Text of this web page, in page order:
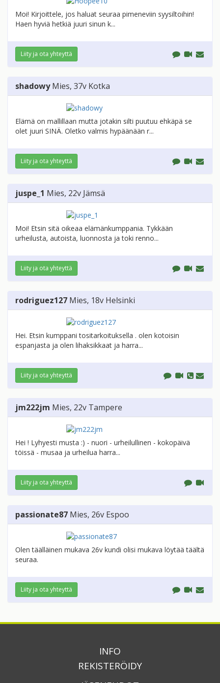
Moi! Kirjoittele, jos haluat seuraa pimeneviin syysiltoihin!
Haen hyviä hetkiä juuri sinun k...
Liity ja ota yhteyttä
shadowy Mies, 37v Kotka
Elämä on mallillaan mutta jotakin silti puutuu ehkäpä se
olet juuri SINÄ. Oletko valmis hypäänään r...
Liity ja ota yhteyttä
juspe_1 Mies, 22v Jämsä
Moi! Etsin sitä oikeaa elämänkumppania. Tykkään
urheilusta, autoista, luonnosta ja toki renno...
Liity ja ota yhteyttä
rodriguez127 Mies, 18v Helsinki
Hei. Etsin kumppani tositarkoituksella . olen kotoisin
espanjasta ja olen lihaksikkaat ja harra...
Liity ja ota yhteyttä
jm222jm Mies, 22v Tampere
Hei ! Lyhyesti musta :) - nuori - urheilullinen - kokopäivä
töissä - musaa ja urheilua harra...
Liity ja ota yhteyttä
passionate87 Mies, 26v Espoo
Olen täälläinen mukava 26v kundi olisi mukava löytää täältä
seuraa.
Liity ja ota yhteyttä
INFO
REKISTERÖIDY